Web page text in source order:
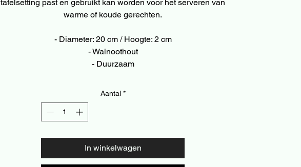
tafelsetting past en gebruikt kan worden voor het serveren van
warme of koude gerechten.
- Diameter: 20 cm / Hoogte: 2 cm
- Walnoothout
- Duurzaam
Aantal *
In winkelwagen